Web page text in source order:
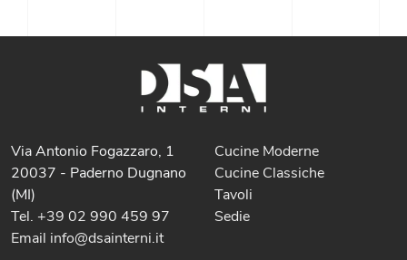
Via Antonio Fogazzaro, 1
20037 - Paderno Dugnano
(MI)
Tel. +39 02 990 459 97
Email info@dsainterni.it
Cucine Moderne
Cucine Classiche
Tavoli
Sedie